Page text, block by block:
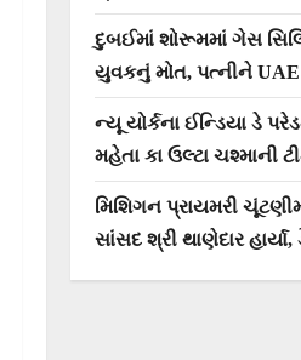
દુબઈમાં શોરૂમમાં ગેસ
યુવકનું મોત, પત્નીને
ન્યૂ યોર્કના ઈન્ડિયા ડે
મહેતા કા ઉલ્ટા ચશ્માની
મિશિગન પ્રાયમરી
સાંસદ શ્રી થાણેદાર